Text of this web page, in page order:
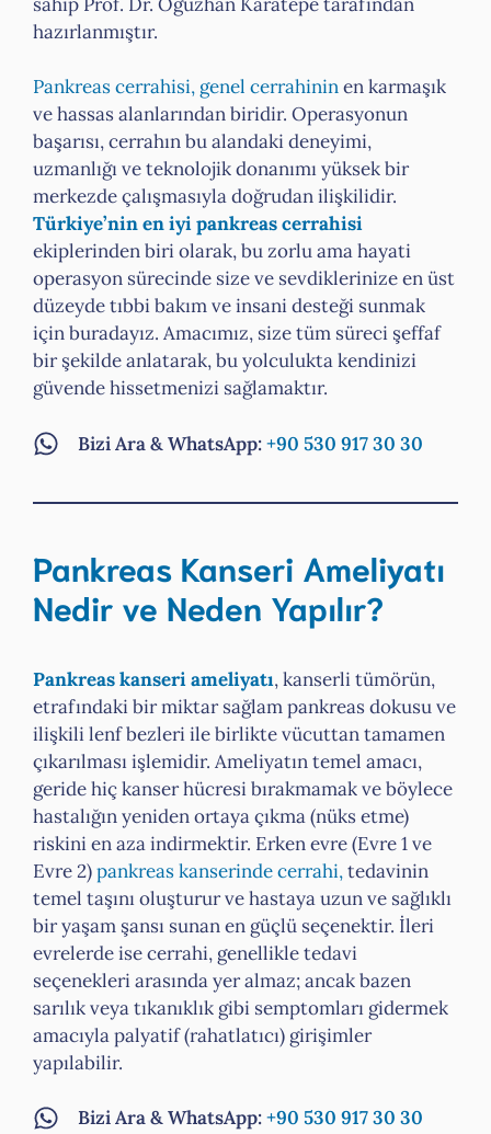
hazırlanmıştır.
Pankreas cerrahisi, genel cerrahininen karmaşık
ve hassas alanlarından biridir. Operasyonun
başarısı, cerrahın bu alandaki deneyimi,
uzmanlığı ve teknolojik donanımı yüksek bir
merkezde çalışmasıyla doğrudan ilişkilidir.
Türkiye’nin en iyi pankreas cerrahisi
ekiplerinden biri olarak, bu zorlu ama hayati
operasyon sürecinde size ve sevdiklerinize en üst
düzeyde tıbbi bakım ve insani desteği sunmak
için buradayız. Amacımız, size tüm süreci şeffaf
bir şekilde anlatarak, bu yolculukta kendinizi
güvende hissetmenizi sağlamaktır.
Bizi Ara & WhatsApp:+90 530 917 30 30
Pankreas Kanseri Ameliyatı
Nedir ve Neden Yapılır?
Pankreas kanseri ameliyatı, kanserli tümörün,
etrafındaki bir miktar sağlam pankreas dokusu ve
ilişkili lenf bezleri ile birlikte vücuttan tamamen
çıkarılması işlemidir. Ameliyatın temel amacı,
geride hiç kanser hücresi bırakmamak ve böylece
hastalığın yeniden ortaya çıkma (nüks etme)
riskini en aza indirmektir. Erken evre (Evre 1 ve
Evre 2)pankreas kanserinde cerrahi,tedavinin
temel taşını oluşturur ve hastaya uzun ve sağlıklı
bir yaşam şansı sunan en güçlü seçenektir. İleri
evrelerde ise cerrahi, genellikle tedavi
seçenekleri arasında yer almaz; ancak bazen
sarılık veya tıkanıklık gibi semptomları gidermek
amacıyla palyatif (rahatlatıcı) girişimler
yapılabilir.
Bizi Ara & WhatsApp:+90 530 917 30 30